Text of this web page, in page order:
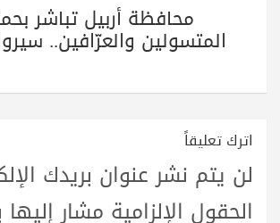
محافظة أربيل تباشر
المتسولين والعرّافين..
اترك تعليقاً
لن يتم نشر عنوان بريدك
الحقول الإلزامية مشار إليها